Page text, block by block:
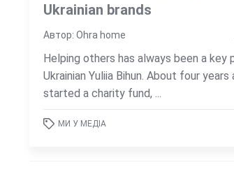
Ukrainian brands
Автор: Ohra home
Helping others has always been a key
Ukrainian Yuliia Bihun. About four years
started a charity fund, ...
МИ У МЕДІА